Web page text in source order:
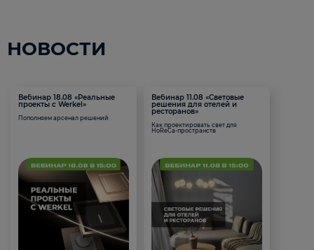
НОВОСТИ
Вебинар 18.08 «Реальные
проекты с Werkel»
Пополняем арсенал решений
Вебинар 11.08 «Световые
решения для отелей и
ресторанов»
Как проектировать свет для
HoReCa-пространств